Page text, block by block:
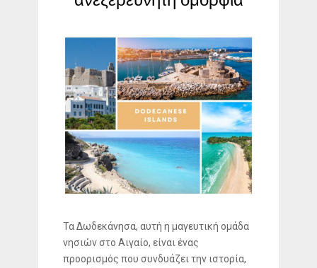
Τα Δωδεκάνησα, αυτή η μαγευτική ομάδα
νησιών στο Αιγαίο, είναι ένας
προορισμός που συνδυάζει την ιστορία,